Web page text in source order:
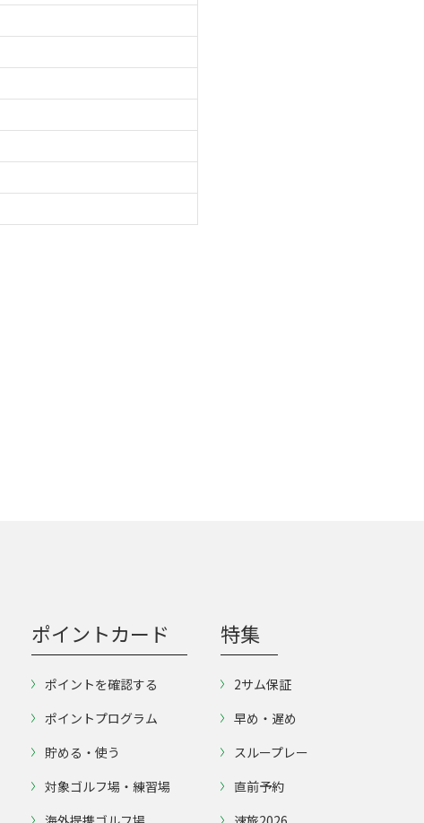
ポイントカード
ポイントを確認する
ポイントプログラム
貯める・使う
対象ゴルフ場・練習場
特集
2サム保証
早め・遅め
スループレー
直前予約